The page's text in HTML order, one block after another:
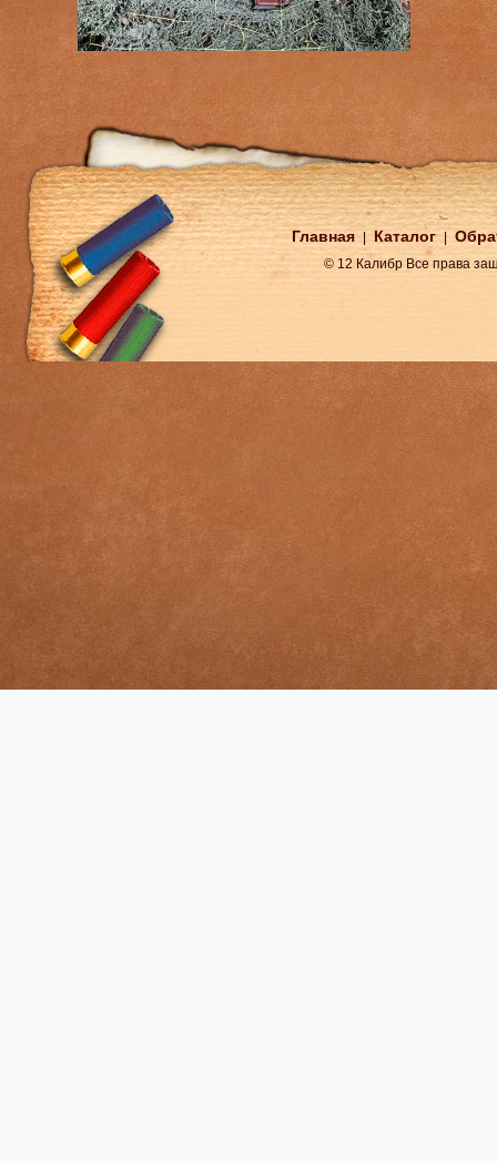
Главная Каталог
© 12 Калибр Все права